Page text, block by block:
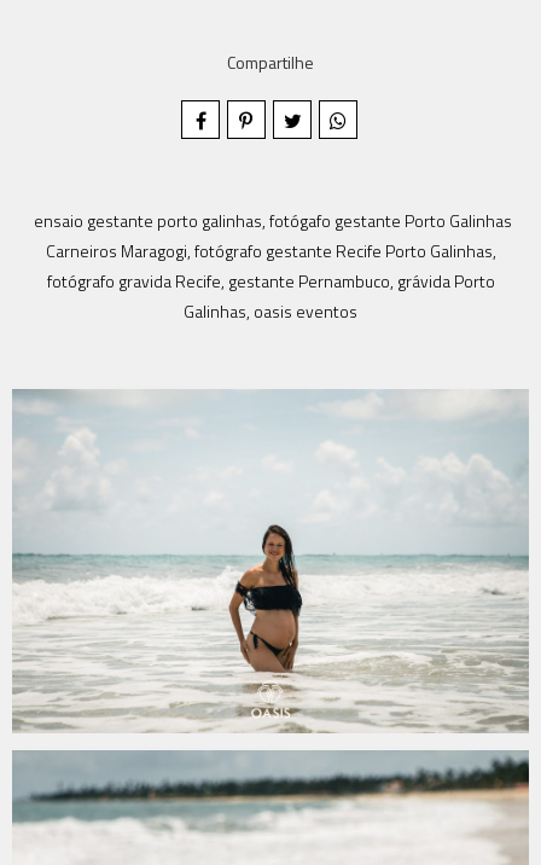
Compartilhe
ensaio gestante porto galinhas, fotógafo gestante Porto Galinhas
Carneiros Maragogi, fotógrafo gestante Recife Porto Galinhas,
fotógrafo gravida Recife, gestante Pernambuco, grávida Porto
Galinhas, oasis eventos